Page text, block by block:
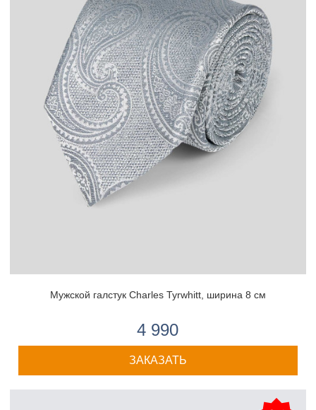
Мужской галстук Charles Tyrwhitt, ширина 8 см
4 990
ЗАКАЗАТЬ